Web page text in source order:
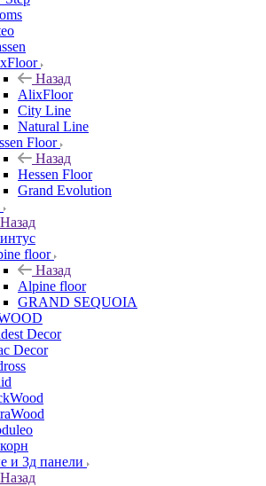
Назад
AlixFloor
City Line
Natural Line
Floor
Назад
Hessen Floor
Grand Evolution
Назад
floor
Назад
Alpine floor
GRAND SEQUOIA
Decor
Decor
и 3д панели
Назад